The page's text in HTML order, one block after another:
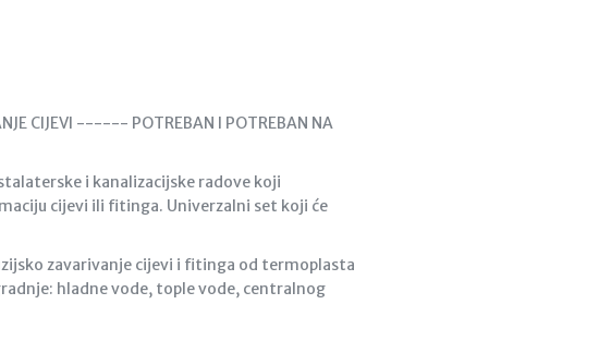
CIJEVI ------ POTREBAN I POTREBAN NA
i kanalizacijske radove koji
cijevi ili fitinga. Univerzalni set koji će
zavarivanje cijevi i fitinga od termoplasta
hladne vode, tople vode, centralnog